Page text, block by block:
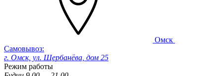
Омск
Самовывоз:
г. Омск, ул. Щербанёва, дом 25
Режим работы